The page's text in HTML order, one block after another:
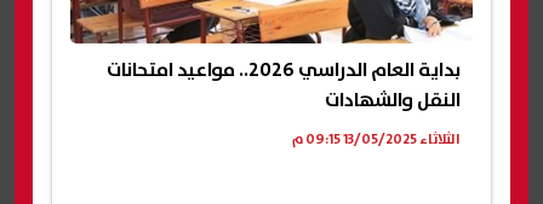
بداية العام الدراسي 2026.. مواعيد امتحانات
النقل والشهادات
الثلاثاء 13/05/2025 09:15 م